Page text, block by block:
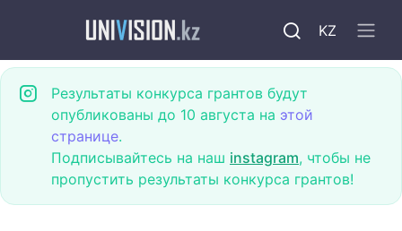
KZ
Результаты конкурса грантов будут
опубликованы до 10 августа на этой
странице.
Подписывайтесь на наш instagram, чтобы не
пропустить результаты конкурса грантов!